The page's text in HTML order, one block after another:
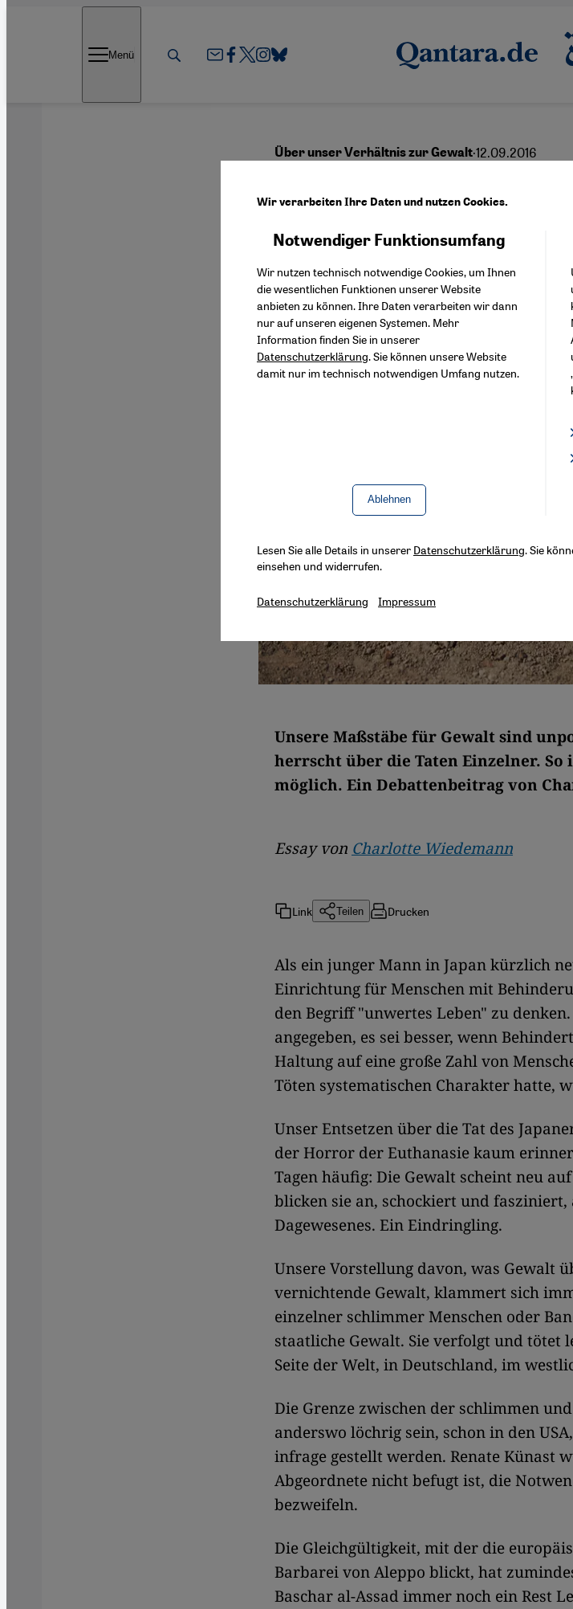
Menü
Über unser Verhältnis zur Gewalt·12.09.2016
Irgendwie sind es
anderen
Deutsch English
Unsere Maßstäbe für Gewalt sind
herrscht über die Taten Einzelner.
möglich. Ein Debattenbeitrag von
Essay von Charlotte Wiedemann
Link Teilen Drucken
Als ein junger Mann in Japan kürzlich
Einrichtung für Menschen mit
den Begriff "unwertes Leben" zu
angegeben, es sei besser, wenn
Haltung auf eine große Zahl von
Töten systematischen Charakter hatte,
Unser Entsetzen über die Tat des
der Horror der Euthanasie kaum
Tagen häufig: Die Gewalt scheint neu
blicken sie an, schockiert und fasziniert,
Dagewesenes. Ein Eindringling.
Unsere Vorstellung davon, was Gewalt
vernichtende Gewalt, klammert sich
einzelner schlimmer Menschen oder
staatliche Gewalt. Sie verfolgt und tötet
Seite der Welt, in Deutschland, im
Die Grenze zwischen der schlimmen
anderswo löchrig sein, schon in den
infrage gestellt werden. Renate Künast
Abgeordnete nicht befugt ist, die
bezweifeln.
Die Gleichgültigkeit, mit der die
Barbarei von Aleppo blickt, hat
Baschar al-Assad immer noch ein Rest
Wir verarbeiten Ihre Daten und nutzen Cookies.
Notwendiger Funktionsumfang
Wir nutzen technisch notwendige Cookies, um Ihnen
die wesentlichen Funktionen unserer Website
anbieten zu können. Ihre Daten verarbeiten wir dann
nur auf unseren eigenen Systemen. Mehr
Information finden Sie in unserer
Datenschutzerklärung. Sie können unsere Website
damit nur im technisch notwendigen Umfang nutzen.
Ablehnen
Lesen Sie alle Details in unserer Datenschutzerklärung. Sie
einsehen und widerrufen.
Datenschutzerklärung Impressum